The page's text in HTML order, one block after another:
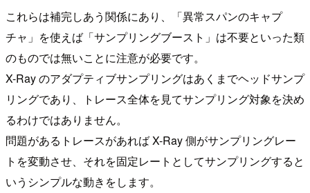
これらは補完しあう関係にあり、「異常スパンのキャプ
チャ」を使えば「サンプリングブースト」は不要といった類
のものでは無いことに注意が必要です。
X-Ray のアダプティブサンプリングはあくまでヘッドサンプ
リングであり、トレース全体を見てサンプリング対象を決め
るわけではありません。
問題があるトレースがあれば X-Ray 側がサンプリングレー
トを変動させ、それを固定レートとしてサンプリングすると
いうシンプルな動きをします。